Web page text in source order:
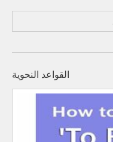
القواعد النحوية